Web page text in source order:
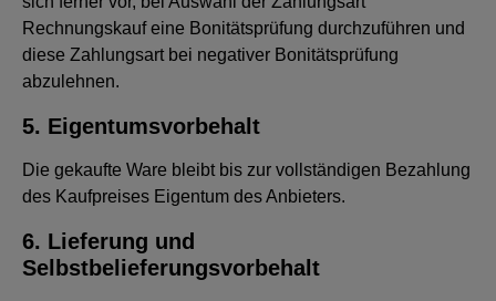
Rechnungskauf eine Bonitätsprüfung durchzuführen und
diese Zahlungsart bei negativer Bonitätsprüfung
abzulehnen.
5. Eigentumsvorbehalt
Die gekaufte Ware bleibt bis zur vollständigen Bezahlung
des Kaufpreises Eigentum des Anbieters.
6. Lieferung und
Selbstbelieferungsvorbehalt